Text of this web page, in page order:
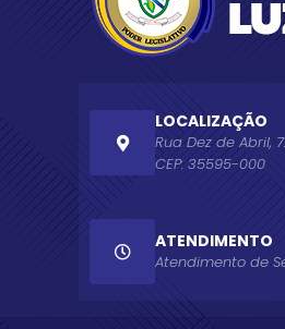
LOCALIZAÇÃO
Rua Dez de Abril,
CEP: 35595-000
ATENDIMENTO
Atendimento de